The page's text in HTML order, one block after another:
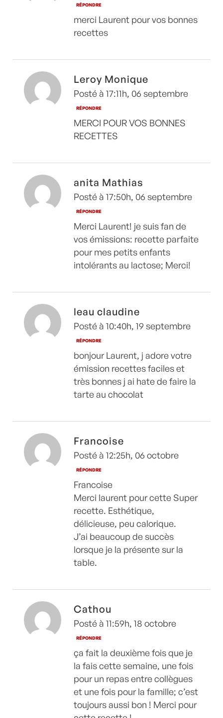
RÉPONDRE
merci Laurent pour vos bonnes
recettes
Leroy Monique
Posté à 17:11h, 06 septembre
RÉPONDRE
MERCI POUR VOS BONNES
RECETTES
anita Mathias
Posté à 17:50h, 06 septembre
RÉPONDRE
Merci Laurent! je suis fan de
vos émissions: recette parfaite
pour mes petits enfants
intolérants au lactose; Merci!
leau claudine
Posté à 10:40h, 19 septembre
RÉPONDRE
bonjour Laurent, j adore votre
émission recettes faciles et
très bonnes j ai hate de faire la
tarte au chocolat
Francoise
Posté à 12:25h, 06 octobre
RÉPONDRE
Francoise
Merci laurent pour cette Super
recette. Esthétique,
délicieuse, peu calorique.
J’ai beaucoup de succès
lorsque je la présente sur la
table.
Cathou
Posté à 11:59h, 18 octobre
RÉPONDRE
ça fait la deuxième fois que je
la fais cette semaine, une fois
pour un repas entre collègues
et une fois pour la famille; c’est
toujours aussi bon ! Merci pour